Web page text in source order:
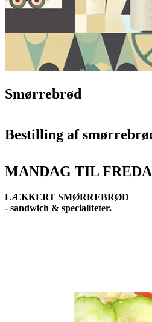
Smørrebrød
Bestilling af
MANDAG TIL
LÆKKERT SMØRREBRØD
- sandwich & specialiteter.